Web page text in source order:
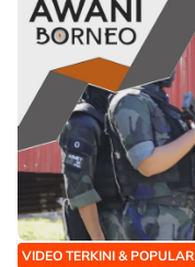
VIDEO TERKINI & POPULAR